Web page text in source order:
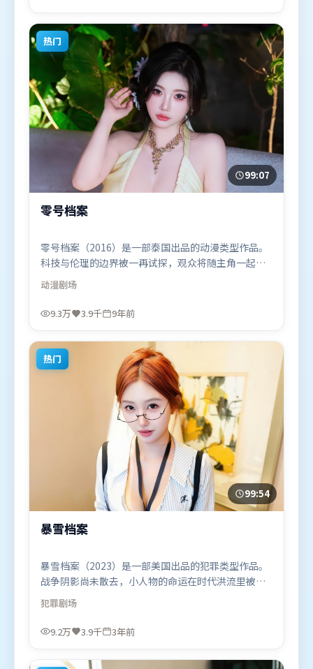
材的观众观看。
热门
99:07
零号档案
零号档案（2016）是一部泰国出品的动漫类型作品。
科技与伦理的边界被一再试探，观众将随主角一起经
历道德震荡。高潮段落信息密度高，情绪释放与主题
回扣同时完成。由薛晓路执导，赵丽颖、咏梅、黄政
民，谭卓、汤唯等联袂出演。影片于2016年9月16日
观众观看。
动漫剧场
9.3万 3.9千 9年前
热门
99:54
暴雪档案
暴雪档案（2023）是一部美国出品的犯罪类型作品。
战争阴影尚未散去，小人物的命运在时代洪流里被轻
轻托起又放下。叙事线索多线并进，最终在关键节点
收束。由管虎执导，黄渤、肖战、周迅，梁朝伟、奥
卡菲娜等联袂出演。影片于2023年2月21日（美国）
犯罪剧场
9.2万 3.9千 3年前